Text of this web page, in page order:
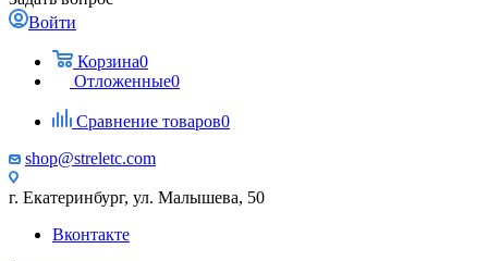
Войти
Корзина0
Отложенные0
Сравнение товаров0
shop@streletc.com
г. Екатеринбург, ул. Малышева, 50
Вконтакте